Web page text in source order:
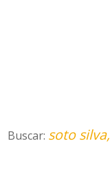
Buscar: soto